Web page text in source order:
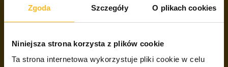
Zgoda Szczegóły O plikach cookies
Niniejsza strona korzysta z plików cookie
Ta strona internetowa wykorzystuje pliki cookie w celu